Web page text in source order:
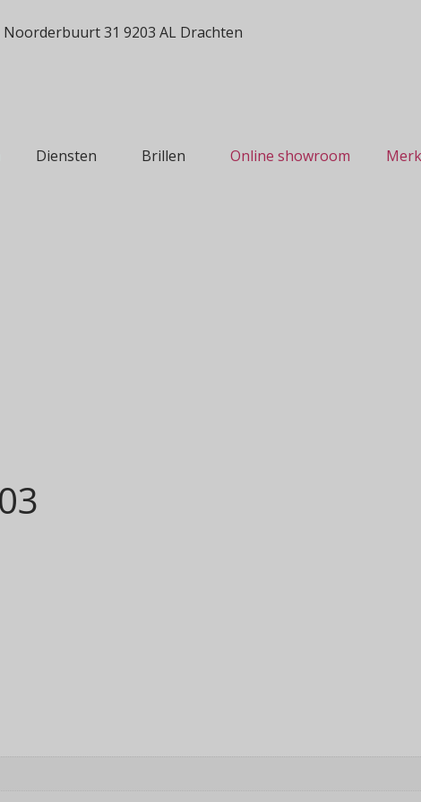
Noorderbuurt 31 9203 AL Drachten
Diensten Brillen Online showroom